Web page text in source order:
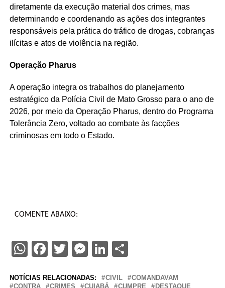
diretamente da execução material dos crimes, mas
determinando e coordenando as ações dos integrantes
responsáveis pela prática do tráfico de drogas, cobranças
ilícitas e atos de violência na região.
Operação Pharus
A operação integra os trabalhos do planejamento
estratégico da Polícia Civil de Mato Grosso para o ano de
2026, por meio da Operação Pharus, dentro do Programa
Tolerância Zero, voltado ao combate às facções
criminosas em todo o Estado.
COMENTE ABAIXO:
WhatsApp
Facebook
Twitter
Messenger
LinkedIn
Share
NOTÍCIAS RELACIONADAS: CIVIL
COMANDAVAM
CONTRA
CRIMES CUIABÁ CUMPRE DESTAQUE